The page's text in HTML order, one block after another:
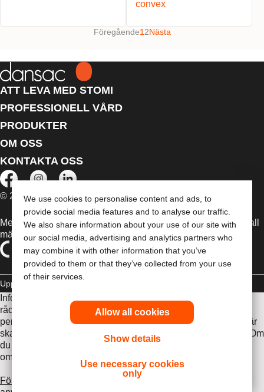
We use cookies to personalise content and ads, to
provide social media features and to analyse our traffic.
We also share information about your use of our site with
our social media, advertising and analytics partners who
may combine it with other information that you’ve
provided to them or that they’ve collected from your use
of their services.
Allow all cookies
Show details
Use necessary cookies
only
convex
Föregående1 2Nästa
ATT LEVA MED STOMI
PROFESSIONELL VÅRD
PRODUKTER
OM OSS
KONTAKTA OSS
© 2026 Dansac A/S. Med ensamrätt.
Medicintekniska enheter som säljs i EU är i förekommande fall
märkta med någon av följande symboler
Upphovsrätt
Informationen som finns här är inte avsedd som medicinsk
rådgivning och är inte en ersättning för de råd du får av din
personliga läkare eller annan vårdpersonal. Informationen här
ska inte användas som hjälp i akuta medicinska situationer. Om
du är i en akut medicinsk situation ska du personligen
omedelbart söka medicinsk behandling.
Före användning var noga med att läsa